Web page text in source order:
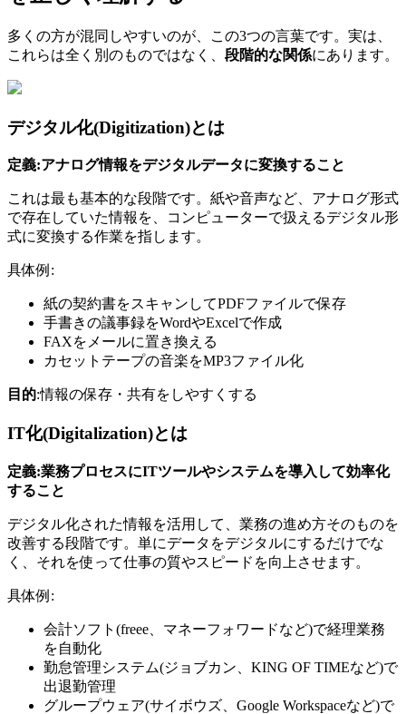
多くの方が混同しやすいのが、この3つの言葉です。実は、
これらは全く別のものではなく、 段階的な関係にあります。
デジタル化(Digitization)とは
定義:アナログ情報をデジタルデータに変換すること
これは最も基本的な段階です。紙や音声など、アナログ形式
で存在していた情報を、コンピューターで扱えるデジタル形
式に変換する作業を指します。
具体例:
紙の契約書をスキャンしてPDFファイルで保存
手書きの議事録をWordやExcelで作成
FAXをメールに置き換える
カセットテープの音楽をMP3ファイル化
目的:情報の保存・共有をしやすくする
IT化(Digitalization)とは
定義:業務プロセスにITツールやシステムを導入して効率化
すること
デジタル化された情報を活用して、業務の進め方そのものを
改善する段階です。単にデータをデジタルにするだけでな
く、それを使って仕事の質やスピードを向上させます。
具体例:
会計ソフト(freee、マネーフォワードなど)で経理業務
を自動化
勤怠管理システム(ジョブカン、KING OF TIMEなど)で
出退勤管理
グループウェア(サイボウズ、Google Workspaceなど)で